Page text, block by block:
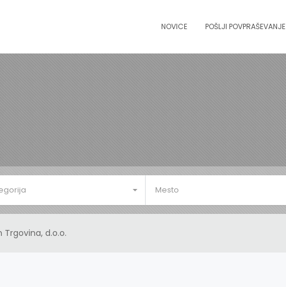
NOVICE POŠLJI POVPRAŠEVANJE
Mesto
Trgovina, d.o.o.